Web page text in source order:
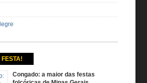
FESTA!
Congado: a maior das festas